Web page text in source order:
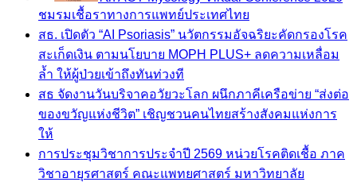
ชมรมเชื้อราทางการแพทย์ประเทศไทย
สธ. เปิดตัว “AI Psoriasis” นวัตกรรมอัจฉริยะคัดกรองโรค
สะเก็ดเงิน ตามนโยบาย MOPH PLUS+ ลดความเหลื่อม
ล้ำ ให้ผู้ป่วยเข้าถึงทันท่วงที
สธ จัดงานวันบริจาคอวัยวะโลก ผนึกภาคีเครือข่าย “ส่งต่อ
ของขวัญแห่งชีวิต” เชิญชวนคนไทยสร้างสังคมแห่งการ
ให้
การประชุมวิชาการประจำปี 2569 หน่วยโรคติดเชื้อ ภาค
วิชาอายุรศาสตร์ คณะแพทยศาสตร์ มหาวิทยาลัย